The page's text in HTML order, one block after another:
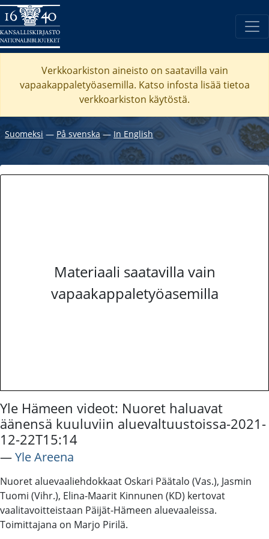
Verkkoarkiston aineisto on saatavilla vain
vapaakappaletyöasemilla. Katso infosta lisää tietoa
verkkoarkiston käytöstä.
Suomeksi ― På svenska― In English
Materiaali saatavilla vain
vapaakappaletyöasemilla
Yle Hämeen videot: Nuoret haluavat
äänensä kuuluviin aluevaltuustoissa-2021-
12-22T15:14
―Yle Areena
Nuoret aluevaaliehdokkaat Oskari Päätalo (Vas.), Jasmin
Tuomi (Vihr.), Elina-Maarit Kinnunen (KD) kertovat
vaalitavoitteistaan Päijät-Hämeen aluevaaleissa.
Toimittajana on Marjo Pirilä.